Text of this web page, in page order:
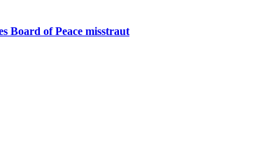
Board of Peace misstraut